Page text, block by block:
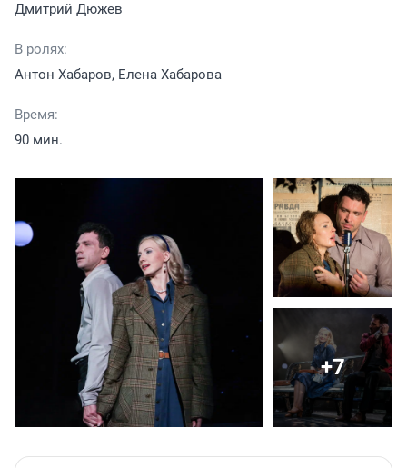
Дмитрий Дюжев
В ролях:
Антон Хабаров, Елена Хабарова
Время:
90 мин.
+7